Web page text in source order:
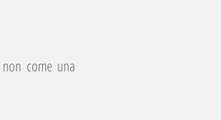
come una